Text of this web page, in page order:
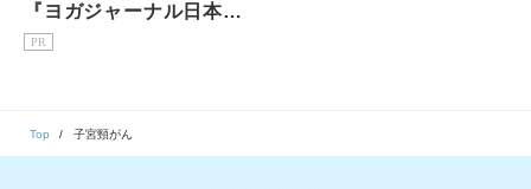
『ヨガジャーナル日本
版』予約購読のご案内
PR
Top 子宮頸がん